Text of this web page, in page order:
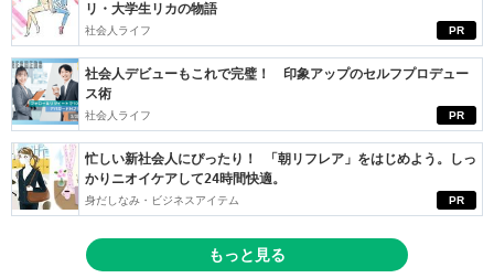
PR
リ・大学生リカの物語
社会人ライフ
PR
社会人デビューもこれで完璧！ 印象アップのセルフプロデュー
ス術
社会人ライフ
PR
忙しい新社会人にぴったり！ 「朝リフレア」をはじめよう。しっ
かりニオイケアして24時間快適。
身だしなみ・ビジネスアイテム
もっと見る